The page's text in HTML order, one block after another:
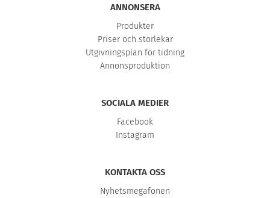
ANNONSERA
Produkter
Priser och storlekar
Utgivningsplan för tidning
Annonsproduktion
SOCIALA MEDIER
Facebook
Instagram
KONTAKTA OSS
Nyhetsmegafonen